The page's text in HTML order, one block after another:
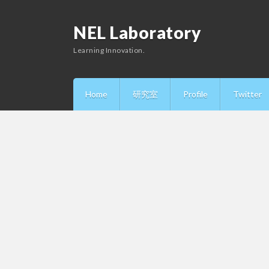
NEL Laboratory
Learning Innovation.
Home 研究室 Profile Twitter